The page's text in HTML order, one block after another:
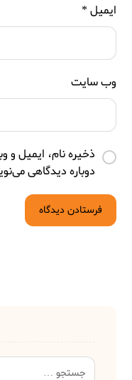
ایمیل *
وب‌ سایت
ذخیره نام، ایمیل و
دوباره دیدگاهی